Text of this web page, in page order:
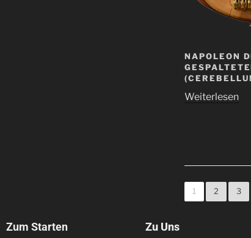
NAPOLEON
Weiterlesen
1 2 3
Zum Starten Zu Uns